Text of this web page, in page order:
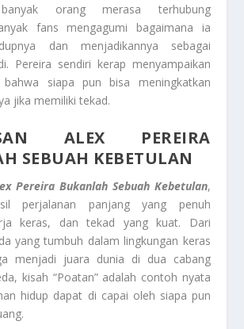
orang merasa terhubung
fans mengagumi bagaimana ia
dan menjadikannya sebagai
Pereira sendiri kerap menyampaikan
siapa pun bisa meningkatkan
jika memiliki tekad.
ALEX PEREIRA
SEBUAH KEBETULAN
Pereira Bukanlah Sebuah Kebetulan,
perjalanan panjang yang penuh
keras, dan tekad yang kuat. Dari
yang tumbuh dalam lingkungan keras
menjadi juara dunia di dua cabang
kisah “Poatan” adalah contoh nyata
hidup dapat di capai oleh siapa pun